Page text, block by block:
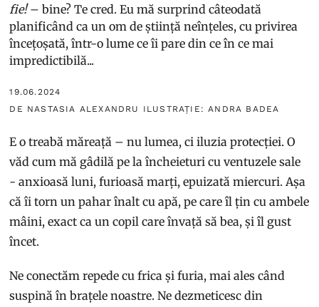
fie!– bine? Te cred. Eu mă surprind câteodată
planificând ca un om de știință neînțeles, cu privirea
încețoșată, într-o lume ce îi pare din ce în ce mai
impredictibilă...
19.06.2024
DE NASTASIA ALEXANDRU ILUSTRAȚIE: ANDRA BADEA
E o treabă măreață – nu lumea, ci iluzia protecției. O
văd cum mă gâdilă pe la încheieturi cu ventuzele sale
- anxioasă luni, furioasă marți, epuizată miercuri. Așa
că îi torn un pahar înalt cu apă, pe care îl țin cu ambele
mâini, exact ca un copil care învață să bea, și îl gust
încet.
Ne conectăm repede cu frica și furia, mai ales când
suspină în brațele noastre. Ne dezmeticesc din